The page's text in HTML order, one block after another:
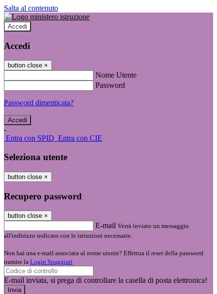
Salta al contenuto
Accedi
Accedi
button close ×
Nome Utente
Password
Password dimenticata?
-
Entra con SPID Entra con CIE
Seleziona utente
button close ×
Recupero password
button close ×
E-mail Verrà inviato un messaggio
all'indirizzo indicato con le istruzioni necessarie.
Non hai una e-mail associata al nome utente? Effettua il reset della password
tramite la Login Spaggiari
E-mail inviata, si prega di controllare la casella di posta elettronica!